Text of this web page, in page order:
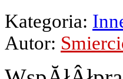
Kategoria:
Autor: